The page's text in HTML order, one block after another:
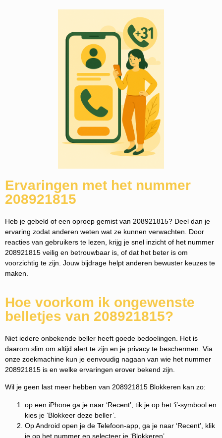
Ervaringen met het nummer
208921815
Heb je gebeld of een oproep gemist van 208921815? Deel dan je
ervaring zodat anderen weten wat ze kunnen verwachten. Door
reacties van gebruikers te lezen, krijg je snel inzicht of het nummer
208921815 veilig en betrouwbaar is, of dat het beter is om
voorzichtig te zijn. Jouw bijdrage helpt anderen bewuster keuzes te
maken.
Hoe voorkom ik ongewenste
belletjes van 208921815?
Niet iedere onbekende beller heeft goede bedoelingen. Het is
daarom slim om altijd alert te zijn en je privacy te beschermen. Via
onze zoekmachine kun je eenvoudig nagaan van wie het nummer
208921815 is en welke ervaringen erover bekend zijn.
Wil je geen last meer hebben van 208921815 Blokkeren kan zo:
op een iPhone ga je naar ‘Recent’, tik je op het ‘i’-symbool en
kies je ‘Blokkeer deze beller’.
Op Android open je de Telefoon-app, ga je naar ‘Recent’, klik
je op het nummer en selecteer je ‘Blokkeren’.